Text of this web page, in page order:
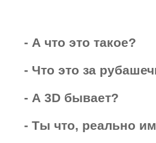
- А что это такое?
- Что это за
- А 3D бывает?
- Ты что, реально